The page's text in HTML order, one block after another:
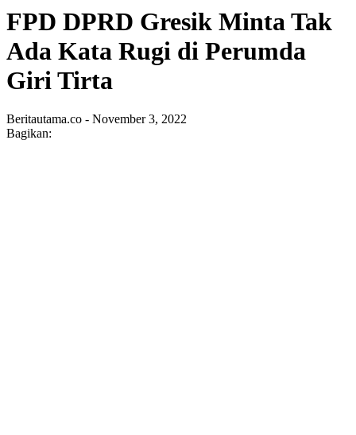
FPD DPRD Gresik Minta Tak
Ada Kata Rugi di Perumda
Giri Tirta
Beritautama.co - November 3, 2022
Bagikan: